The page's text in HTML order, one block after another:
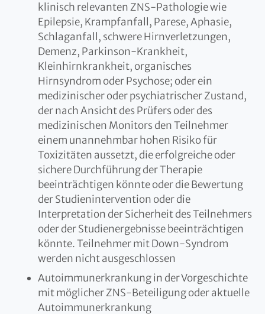
klinisch relevanten ZNS-Pathologie wie
Epilepsie, Krampfanfall, Parese, Aphasie,
Schlaganfall, schwere Hirnverletzungen,
Demenz, Parkinson-Krankheit,
Kleinhirnkrankheit, organisches
Hirnsyndrom oder Psychose; oder ein
medizinischer oder psychiatrischer Zustand,
der nach Ansicht des Prüfers oder des
medizinischen Monitors den Teilnehmer
einem unannehmbar hohen Risiko für
Toxizitäten aussetzt, die erfolgreiche oder
sichere Durchführung der Therapie
beeinträchtigen könnte oder die Bewertung
der Studienintervention oder die
Interpretation der Sicherheit des Teilnehmers
oder der Studienergebnisse beeinträchtigen
könnte. Teilnehmer mit Down-Syndrom
werden nicht ausgeschlossen
Autoimmunerkrankung in der Vorgeschichte
mit möglicher ZNS-Beteiligung oder aktuelle
Autoimmunerkrankung